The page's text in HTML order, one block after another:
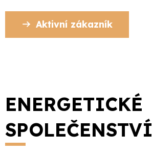
Aktivní zákazník
ENERGETICKÉ
SPOLEČENSTVÍ